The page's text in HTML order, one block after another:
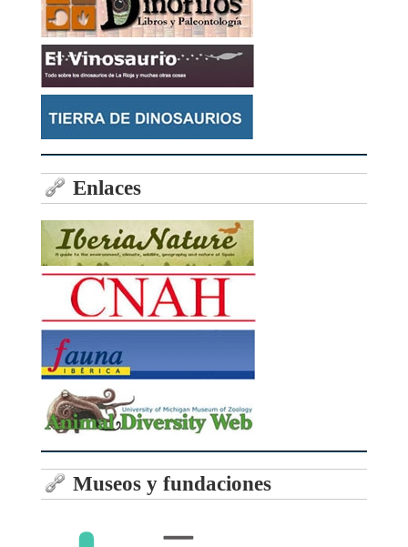
Enlaces
Museos y fundaciones